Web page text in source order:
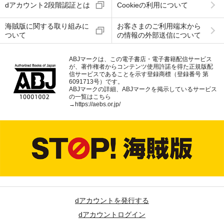
dアカウント2段階認証とは Cookieの利用について
海賊版に関する取り組みに
ついて
お客さまのご利用端末から
の情報の外部送信について
ABJマークは、この電子書店・電子書籍配信サービス
が、著作権者からコンテンツ使用許諾を得た正規版配
信サービスであることを示す登録商標（登録番号 第
6091713号）です。
ABJマークの詳細、ABJマークを掲示しているサービス
の一覧はこちら
→https://aebs.or.jp/
dアカウントを発行する
dアカウントログイン